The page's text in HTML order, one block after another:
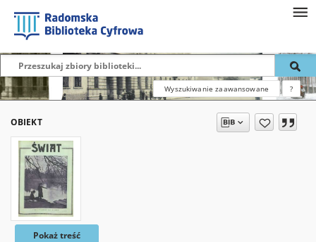
Wyszukiwanie zaawansowane ?
OBIEKT
Pokaż treść